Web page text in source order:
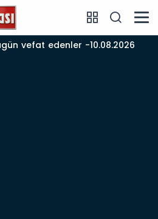
vefat edenler -10.08.2026